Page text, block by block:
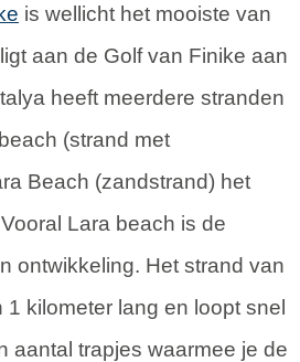
is wellicht het mooiste van
aan de Golf van Finike aan
heeft meerdere stranden
(strand met
Beach (zandstrand) het
Lara beach is de
ontwikkeling. Het strand van
1 kilometer lang en loopt snel
aantal trapjes waarmee je de